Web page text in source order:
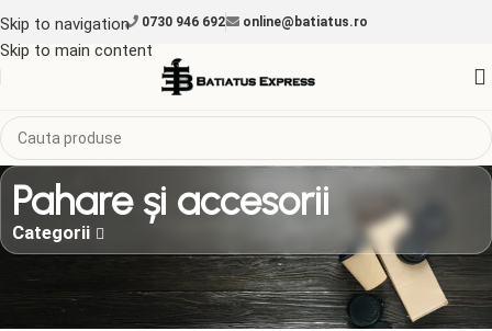
Skip to navigation
Skip to main content
0730 946 692 online@batiatus.ro
Pahare și accesorii
Categorii
Pahare de carton și plastic de diferite dimensiuni, cu capace
compatibile și paie — ideale pentru băuturi calde sau reci. Gama
include pahare simple sau personalizabile, accesorii utile pentru